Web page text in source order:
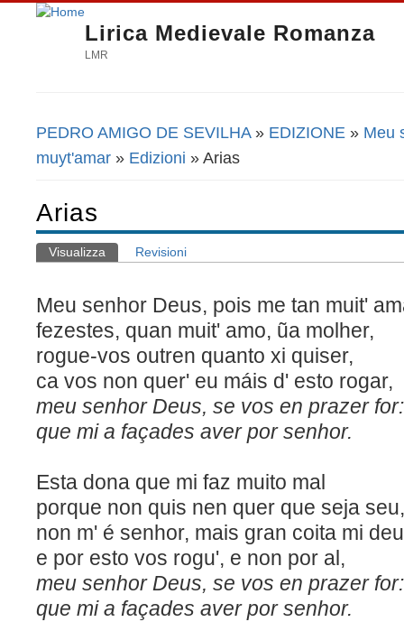
Lirica Medievale Romanza
LMR
Tu sei qui
PEDRO AMIGO DE SEVILHA» EDIZIONE » Meu
muyt'amar » Edizioni » Arias
Arias
Schede primarie
Visualizza (scheda attiva)
Revisioni
Meu senhor Deus, pois me tan muit'
fezestes, quan muit' amo, ũa molher,
rogue-vos outren quanto xi quiser,
ca vos non quer' eu máis d' esto rogar,
meu senhor Deus, se vos en
que mi a façades aver por senhor.
Esta dona que mi faz muito mal
porque non quis nen quer que seja seu,
non m' é senhor, mais gran coita mi
e por esto vos rogu', e
meu senhor Deus, se vos en prazer for:
que mi a façades aver por senhor.